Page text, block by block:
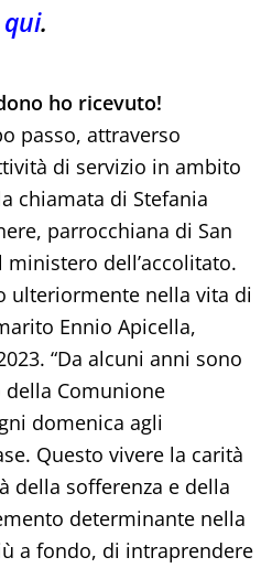
qui.
ho ricevuto!
passo, attraverso
di servizio in ambito
chiamata di Stefania
parrocchiana di San
dell’accolitato.
ulteriormente nella vita di
Ennio Apicella,
“Da alcuni anni sono
Comunione
domenica agli
Questo vivere la carità
della sofferenza e della
determinante nella
a fondo, di intraprendere